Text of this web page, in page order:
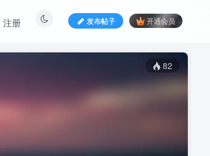
发布帖子 开通会员
注册
82